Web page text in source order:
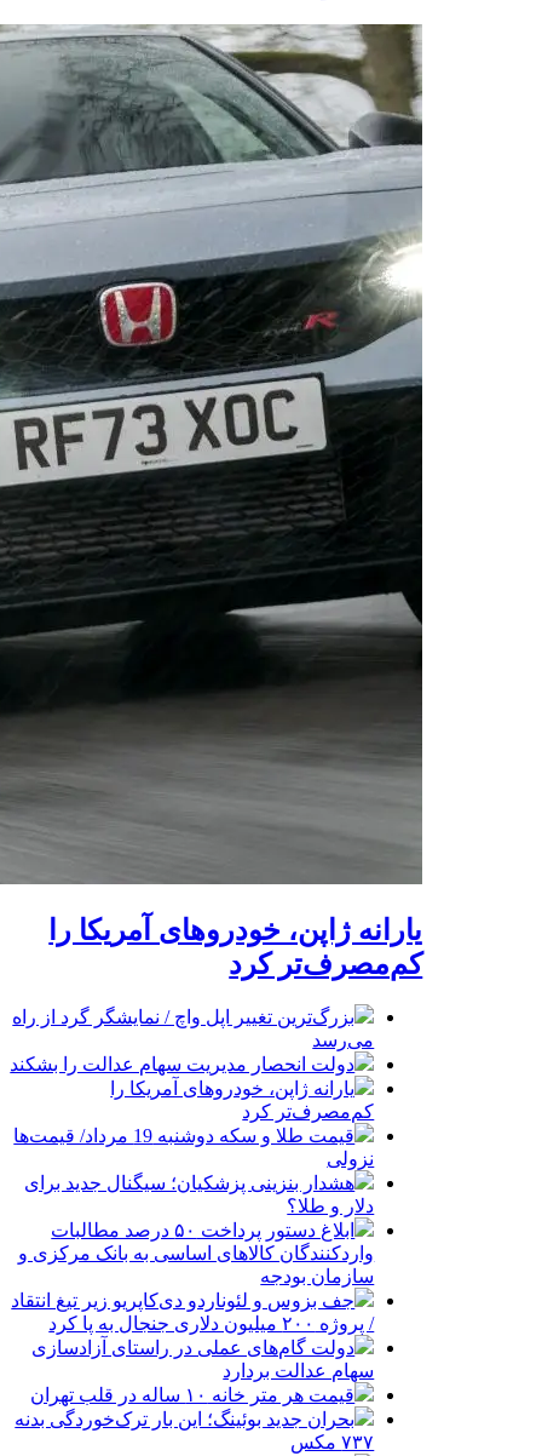
یارانه ژاپن، خودروهای آمریکا را
کم‌مصرف‌تر کرد
بزرگ‌ترین تغییر اپل واچ / نمایشگر گرد از راه
می‌رسد
دولت انحصار مدیریت سهام عدالت را بشکند
یارانه ژاپن، خودروهای آمریکا را
کم‌مصرف‌تر کرد
قیمت طلا و سکه دوشنبه 19 مرداد/ قیمت‌ها
نزولی
هشدار بنزینی پزشکیان؛ سیگنال جدید برای
دلار و طلا؟
ابلاغ دستور پرداخت ۵۰ درصد مطالبات
واردکنندگان کالاهای اساسی به بانک مرکزی و
سازمان بودجه
جف بزوس و لئوناردو دی‌کاپریو زیر تیغ انتقاد
/ پروژه ۲۰۰ میلیون دلاری جنجال به پا کرد
دولت گام‌های عملی در راستای آزادسازی
سهام عدالت بردارد
قیمت هر متر خانه ۱۰ ساله در قلب تهران
بحران جدید بوئینگ؛ این بار ترک‌خوردگی بدنه
۷۳۷ مکس